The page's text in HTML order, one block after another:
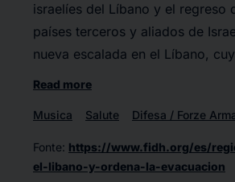
israelíes del Líbano y el regreso
países terceros y aliados de
nueva escalada en el Líbano,
Read more
Musica Salute Difesa / Forze
Fonte: https://www.fidh.org/es/
el-libano-y-ordena-la-evacuacion